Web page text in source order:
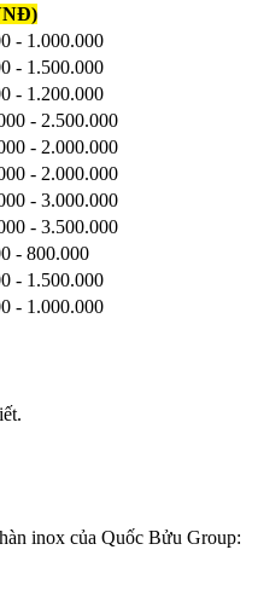
- 1.000.000
- 1.500.000
- 1.200.000
- 2.500.000
- 2.000.000
- 2.000.000
- 3.000.000
- 3.500.000
- 800.000
- 1.500.000
- 1.000.000
inox của Quốc Bửu Group: